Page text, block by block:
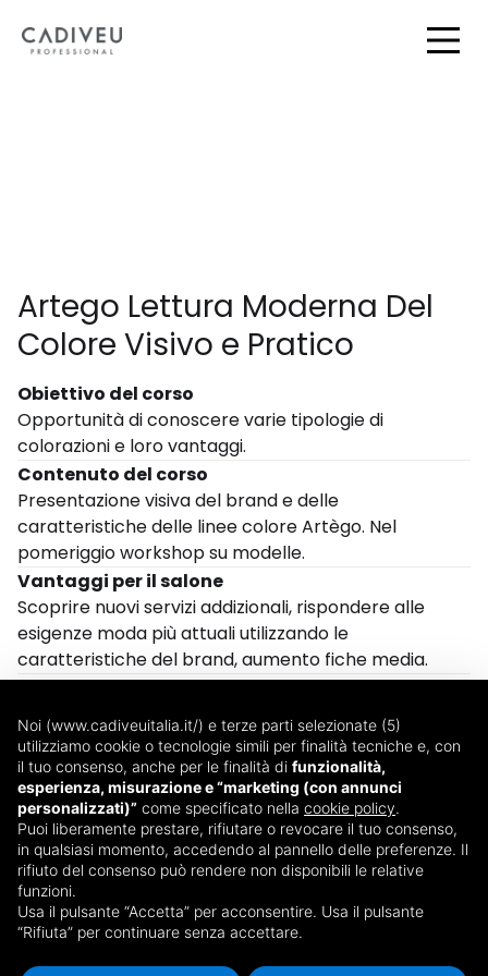
to
Artego Lettura Moderna Del
Colore Visivo e Pratico
Obiettivo del corso
Opportunità di conoscere varie tipologie di
colorazioni e loro vantaggi.
Contenuto del corso
Presentazione visiva del brand e delle
caratteristiche delle linee colore Artègo. Nel
pomeriggio workshop su modelle.
Vantaggi per il salone
Scoprire nuovi servizi addizionali, rispondere alle
esigenze moda più attuali utilizzando le
caratteristiche del brand, aumento fiche media.
Via T. Edison, 14
20090 - Trezzano sul Naviglio (MI)
Dal lunedì al venerdì
08:30 - 13:00 e 14:00 - 18:00
Tel: 02 87074560
Fax: 02 87074561
webmarketing@icemilano.it
Noi (www.cadiveuitalia.it/) e terze parti selezionate (5)
utilizziamo cookie o tecnologie simili per finalità tecniche e, con
il tuo consenso, anche per le finalità di funzionalità,
esperienza, misurazione e “marketing (con annunci
personalizzati)” come specificato nella cookie policy.
Puoi liberamente prestare, rifiutare o revocare il tuo consenso,
in qualsiasi momento, accedendo al pannello delle preferenze. Il
rifiuto del consenso può rendere non disponibili le relative
funzioni.
Usa il pulsante “Accetta” per acconsentire. Usa il pulsante
“Rifiuta” per continuare senza accettare.